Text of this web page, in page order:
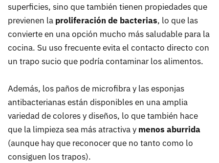
superficies, sino que también tienen propiedades que
previenen la proliferación de bacterias, lo que las
convierte en una opción mucho más saludable para la
cocina. Su uso frecuente evita el contacto directo con
un trapo sucio que podría contaminar los alimentos.
Además, los paños de microfibra y las esponjas
antibacterianas están disponibles en una amplia
variedad de colores y diseños, lo que también hace
que la limpieza sea más atractiva y menos aburrida
(aunque hay que reconocer que no tanto como lo
consiguen los trapos).